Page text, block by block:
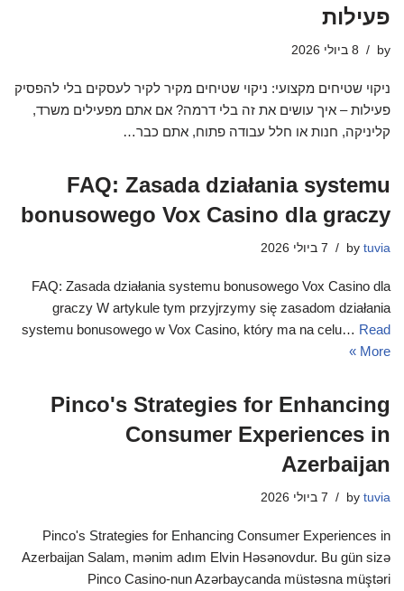
פעילות
by 8 ביולי 2026
ניקוי שטיחים מקצועי: ניקוי שטיחים מקיר לקיר לעסקים בלי להפסיק
פעילות – איך עושים את זה בלי דרמה? אם אתם מפעילים משרד,
קליניקה, חנות או חלל עבודה פתוח, אתם כבר…
FAQ: Zasada działania systemu
bonusowego Vox Casino dla graczy
by tuvia 7 ביולי 2026
FAQ: Zasada działania systemu bonusowego Vox Casino dla
graczy W artykule tym przyjrzymy się zasadom działania
systemu bonusowego w Vox Casino, który ma na celu… Read
More »
Pinco's Strategies for Enhancing
Consumer Experiences in
Azerbaijan
by tuvia 7 ביולי 2026
Pinco's Strategies for Enhancing Consumer Experiences in
Azerbaijan Salam, mənim adım Elvin Həsənovdur. Bu gün sizə
Pinco Casino-nun Azərbaycanda müstəsna müştəri